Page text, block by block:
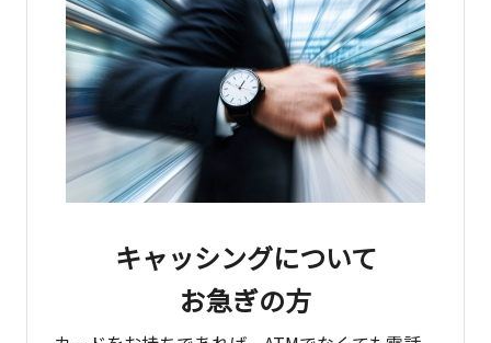
キャッシングについて
お急ぎの方